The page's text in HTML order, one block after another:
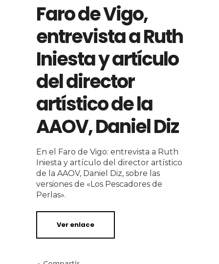
Faro de Vigo,
entrevista a Ruth
Iniesta y artículo
del director
artístico de la
AAOV, Daniel Diz
En el Faro de Vigo: entrevista a Ruth
Iniesta y artículo del director artístico
de la AAOV, Daniel Diz, sobre las
versiones de «Los Pescadores de
Perlas».
Ver enlace